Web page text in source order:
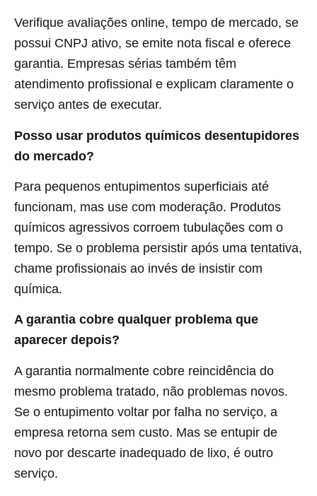
Verifique avaliações online, tempo de mercado, se
possui CNPJ ativo, se emite nota fiscal e oferece
garantia. Empresas sérias também têm
atendimento profissional e explicam claramente o
serviço antes de executar.
Posso usar produtos químicos desentupidores
do mercado?
Para pequenos entupimentos superficiais até
funcionam, mas use com moderação. Produtos
químicos agressivos corroem tubulações com o
tempo. Se o problema persistir após uma tentativa,
chame profissionais ao invés de insistir com
química.
A garantia cobre qualquer problema que
aparecer depois?
A garantia normalmente cobre reincidência do
mesmo problema tratado, não problemas novos.
Se o entupimento voltar por falha no serviço, a
empresa retorna sem custo. Mas se entupir de
novo por descarte inadequado de lixo, é outro
serviço.